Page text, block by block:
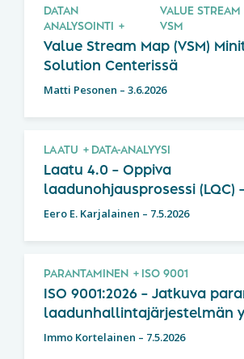
DATAN
ANALYSOINTI
VALUE
VSM
Value Stream Map (VSM)
Solution Centerissä
Matti Pesonen – 3.6.2026
LAATU DATA-ANALYYSI
Laatu 4.0 – Oppiva
laadunohjausprosessi (LQC)
Eero E. Karjalainen – 7.5.2026
PARANTAMINEN ISO 9001
ISO 9001:2026 – Jatkuva
laadunhallintajärjestelmän
Immo Kortelainen – 7.5.2026